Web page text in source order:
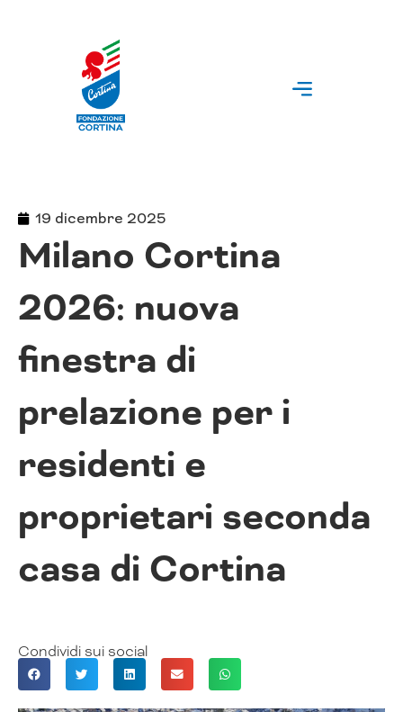
19 dicembre 2025
Milano Cortina
2026: nuova
finestra di
prelazione per i
residenti e
proprietari seconda
casa di Cortina
Condividi sui social